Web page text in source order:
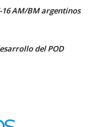
AM/BM argentinos
del POD